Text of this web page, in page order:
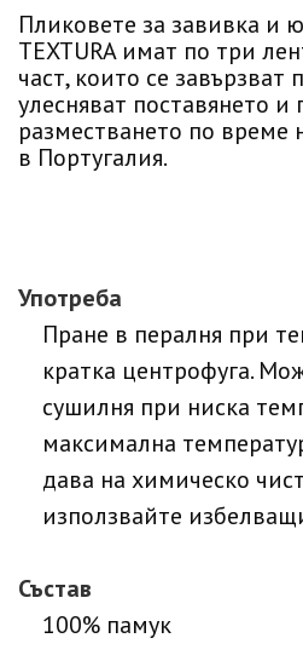
Пликовете за завивка и
TEXTURA имат по три
част, които се
улесняват поставянето и
разместването по време
в Португалия.
Употреба
Пране в пералня при
кратка центрофуга.
сушилня при ниска
максимална
дава на химическо
използвайте
Състав
100% памук